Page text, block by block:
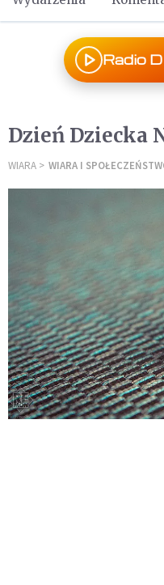
Radio
Dzień Dziecka
WIARA WIARA I